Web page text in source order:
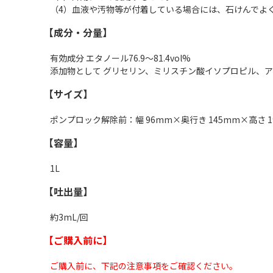
（4）血液や汚物等が付着している場合には、石けんで
【成分・分量】
有効成分 エタノール76.9～81.4vol%
添加物として グリセリン、ミリスチン酸イソプロピル、
【サイズ】
ポンプロック解除前：幅 96mm×奥行き 145mm×高さ
【容量】
1L
【吐出量】
約3mL/回
【ご購入前に】
ご購入前に、下記の注意事項をご確認ください。